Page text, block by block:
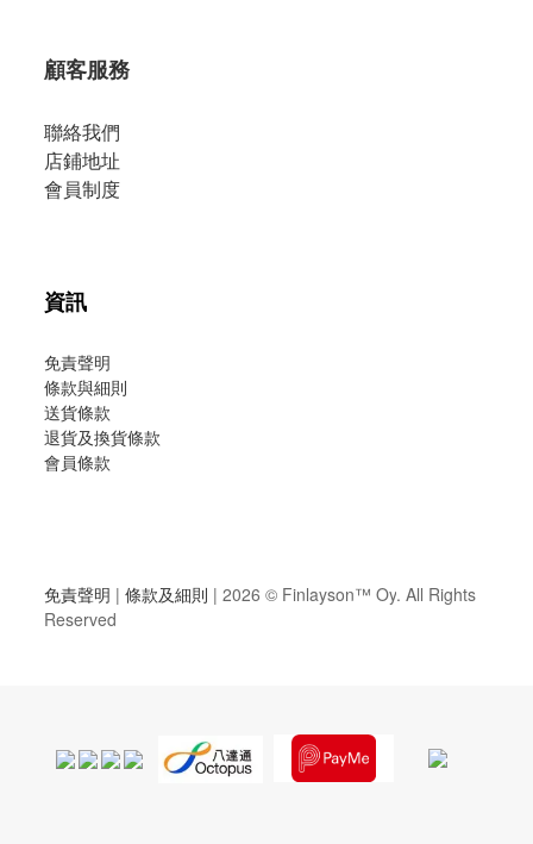
顧客服務
聯絡我們
店鋪地址
會員制度
資訊
免責聲明
條款與細則
送貨條款
退貨及換貨條款
會員條款
免責聲明 | 條款及細則 | 2026 © Finlayson™ Oy. All Rights
Reserved